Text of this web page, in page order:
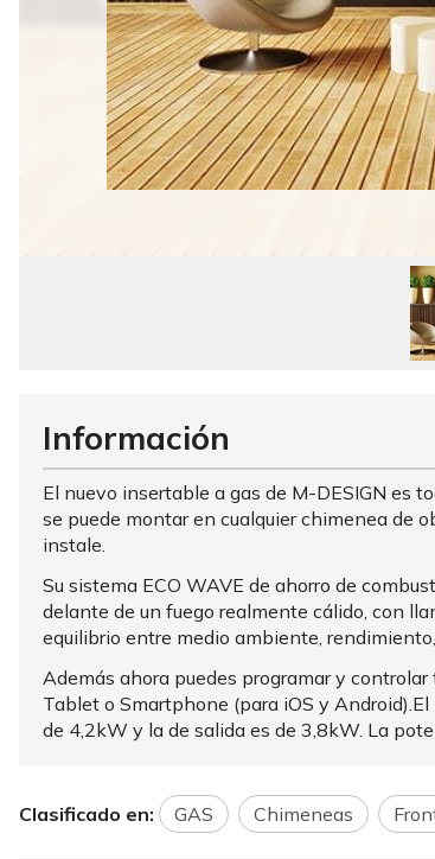
Información
El nuevo insertable a gas de M-DESIGN es
se puede montar en cualquier chimenea de
instale.
Su sistema ECO WAVE de ahorro de
delante de un fuego realmente cálido, con
equilibrio entre medio ambiente,
Además ahora puedes programar y
Tablet o Smartphone (para iOS y
de 4,2kW y la de salida es de 3,8kW. La
Clasificado en: GAS Chimeneas